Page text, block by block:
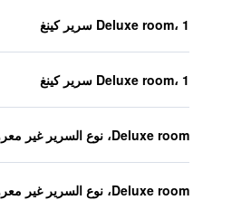
Deluxe room، 1 سرير كينغ
Deluxe room، 1 سرير كينغ
Deluxe room، نوع السرير غير معروف
Deluxe room، نوع السرير غير معروف